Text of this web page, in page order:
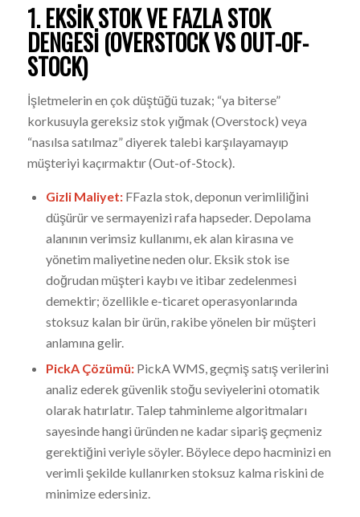
1. EKSIK STOK VE FAZLA STOK
DENGESI (OVERSTOCK VS OUT-OF-
STOCK)
İşletmelerin en çok düştüğü tuzak; “ya biterse”
korkusuyla gereksiz stok yığmak (Overstock) veya
“nasılsa satılmaz” diyerek talebi karşılayamayıp
müşteriyi kaçırmaktır (Out-of-Stock).
Gizli Maliyet:FFazla stok, deponun verimliliğini
düşürür ve sermayenizi rafa hapseder. Depolama
alanının verimsiz kullanımı, ek alan kirasına ve
yönetim maliyetine neden olur. Eksik stok ise
doğrudan müşteri kaybı ve itibar zedelenmesi
demektir; özellikle e-ticaret operasyonlarında
stoksuz kalan bir ürün, rakibe yönelen bir müşteri
anlamına gelir.
PickA Çözümü:PickA WMS, geçmiş satış verilerini
analiz ederek güvenlik stoğu seviyelerini otomatik
olarak hatırlatır. Talep tahminleme algoritmaları
sayesinde hangi üründen ne kadar sipariş geçmeniz
gerektiğini veriyle söyler. Böylece depo hacminizi en
verimli şekilde kullanırken stoksuz kalma riskini de
minimize edersiniz.